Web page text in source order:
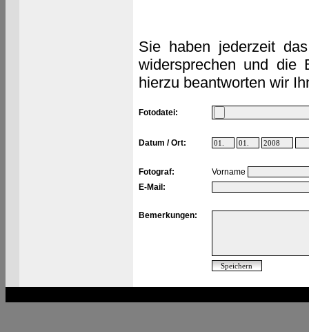
Sie haben jederzeit
widersprechen und die
hierzu beantworten wir
Fotodatei:
Datum / Ort:
Fotograf:
Vorname
E-Mail:
Bemerkungen: